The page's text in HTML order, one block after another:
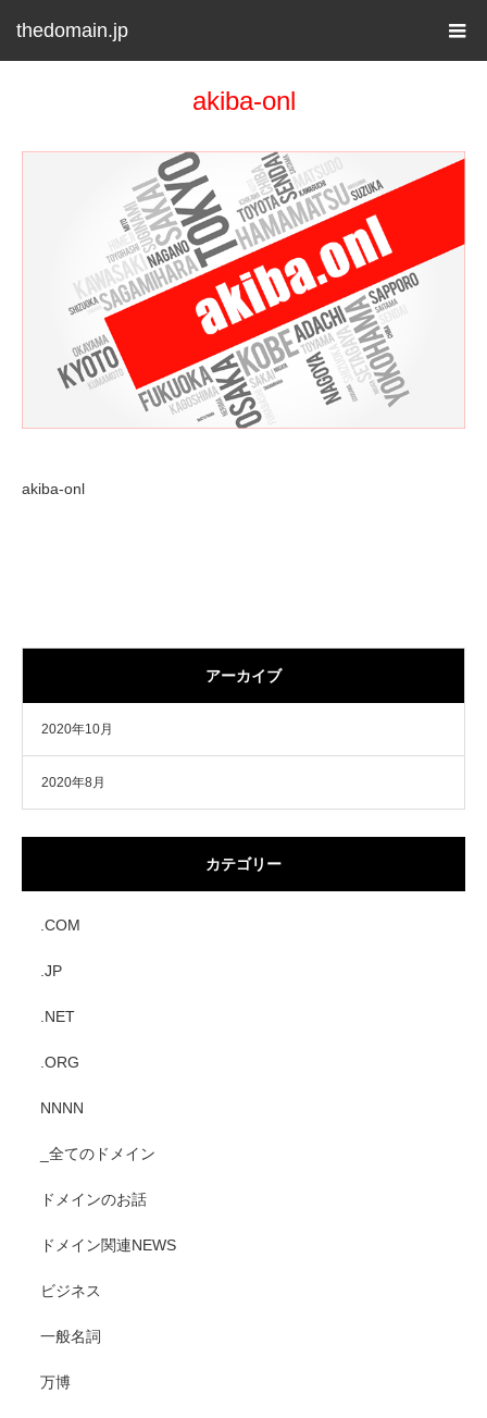
thedomain.jp
akiba-onl
akiba-onl
アーカイブ
2020年10月
2020年8月
カテゴリー
.COM
.JP
.NET
.ORG
NNNN
_全てのドメイン
ドメインのお話
ドメイン関連NEWS
ビジネス
一般名詞
万博